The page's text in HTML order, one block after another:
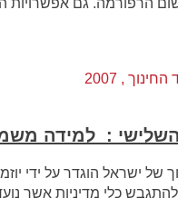
הרפורמה. גם אפשרויות
, 2007
: למידה
ישראל הוגדר על ידי